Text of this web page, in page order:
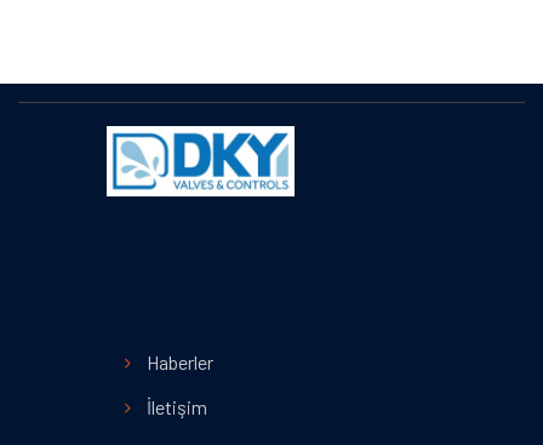
Haberler
İletişim